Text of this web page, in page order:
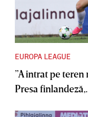
EUROPA LEAGUE
”A intrat pe
Presa